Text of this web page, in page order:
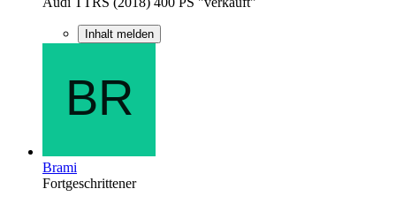
Inhalt melden
Brami
Fortgeschrittener